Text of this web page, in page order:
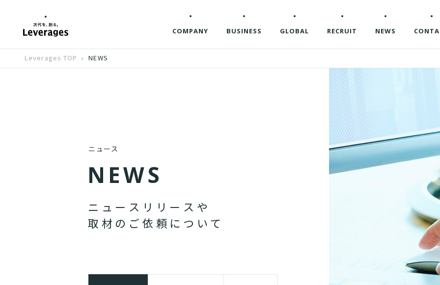
COMPANY BUSINESS GLOBAL RECRUIT NEWS
Leverages TOP NEWS
ニュース
N EWS
ニ ュ ー ス リ リ ー ス や
取 材 の ご 依 頼 に つ い て